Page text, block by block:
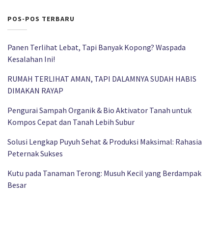
POS-POS TERBARU
Panen Terlihat Lebat, Tapi Banyak Kopong? Waspada
Kesalahan Ini!
RUMAH TERLIHAT AMAN, TAPI DALAMNYA SUDAH HABIS
DIMAKAN RAYAP
Pengurai Sampah Organik & Bio Aktivator Tanah untuk
Kompos Cepat dan Tanah Lebih Subur
Solusi Lengkap Puyuh Sehat & Produksi Maksimal: Rahasia
Peternak Sukses
Kutu pada Tanaman Terong: Musuh Kecil yang Berdampak
Besar